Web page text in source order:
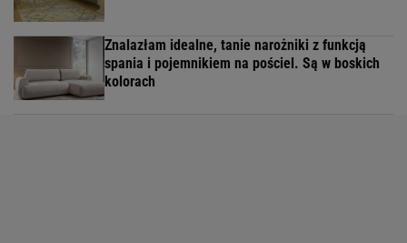
Znalazłam idealne, tanie narożniki z funkcją
spania i pojemnikiem na pościel. Są w boskich
kolorach